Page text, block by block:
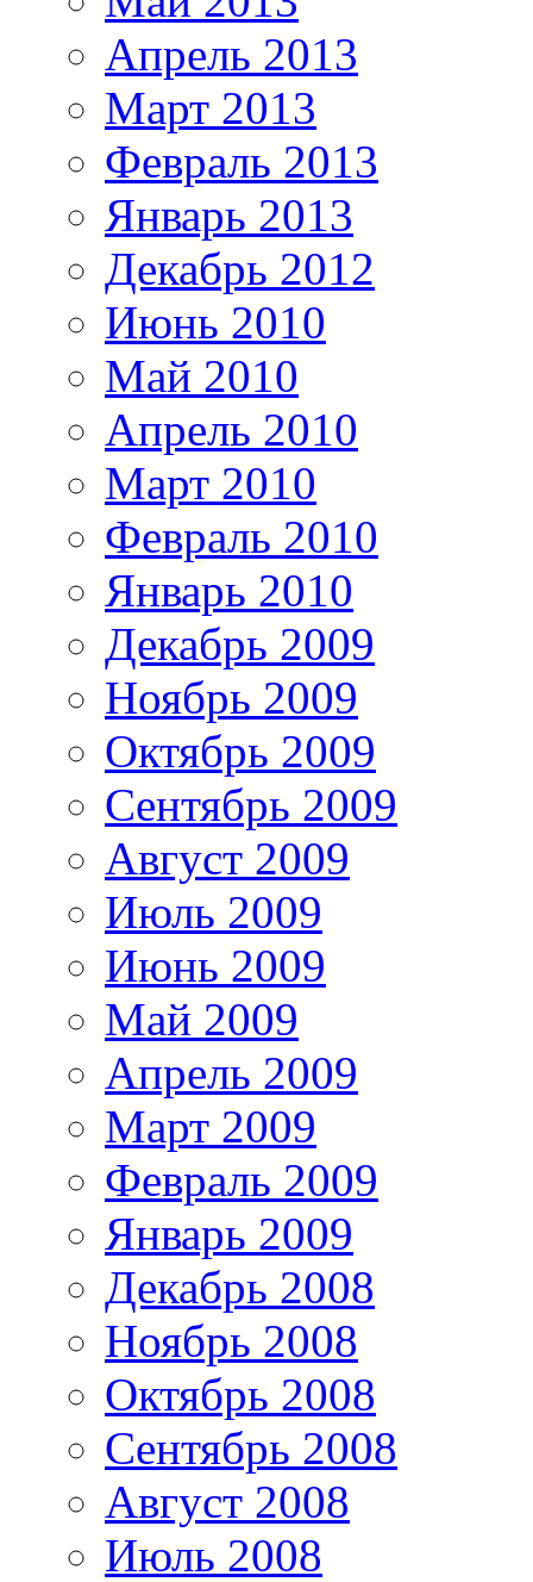
Апрель 2013
Март 2013
Февраль 2013
Январь 2013
Декабрь 2012
Июнь 2010
Май 2010
Апрель 2010
Март 2010
Февраль 2010
Январь 2010
Декабрь 2009
Ноябрь 2009
Октябрь 2009
Сентябрь 2009
Август 2009
Июль 2009
Июнь 2009
Май 2009
Апрель 2009
Март 2009
Февраль 2009
Январь 2009
Декабрь 2008
Ноябрь 2008
Октябрь 2008
Сентябрь 2008
Август 2008
Июль 2008